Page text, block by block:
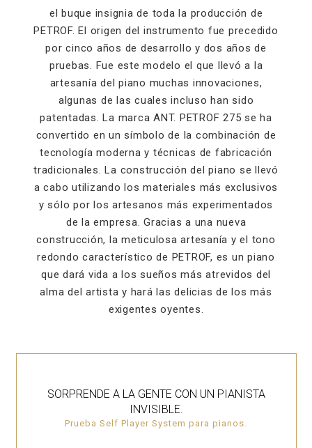
el buque insignia de toda la producción de
PETROF. El origen del instrumento fue precedido
por cinco años de desarrollo y dos años de
pruebas. Fue este modelo el que llevó a la
artesanía del piano muchas innovaciones,
algunas de las cuales incluso han sido
patentadas. La marca ANT. PETROF 275 se ha
convertido en un símbolo de la combinación de
tecnología moderna y técnicas de fabricación
tradicionales. La construcción del piano se llevó
a cabo utilizando los materiales más exclusivos
y sólo por los artesanos más experimentados
de la empresa. Gracias a una nueva
construcción, la meticulosa artesanía y el tono
redondo característico de PETROF, es un piano
que dará vida a los sueños más atrevidos del
alma del artista y hará las delicias de los más
exigentes oyentes.
SORPRENDE A LA GENTE CON UN PIANISTA
INVISIBLE.
Prueba Self Player System para pianos.